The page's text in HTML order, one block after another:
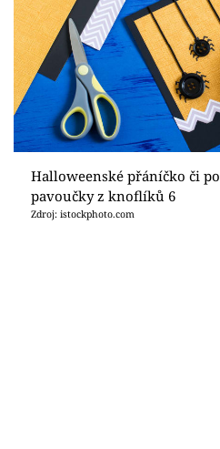
Halloweenské přáníčko či
pavoučky z knoflíků 6
Zdroj: istockphoto.com